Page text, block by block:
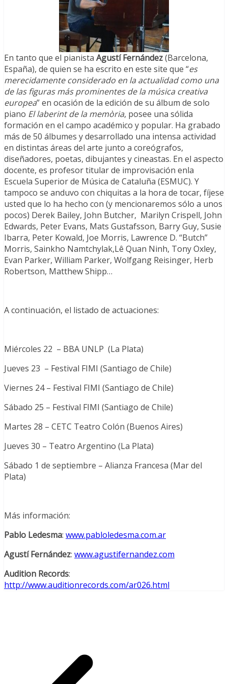
En tanto que el pianista Agustí Fernández(Barcelona,
España), de quien se ha escrito en este site que “es
merecidamente considerado en la actualidad como una
de las figuras más prominentes de la música creativa
europea” en ocasión de la edición de su álbum de solo
piano El laberint de la memòria, posee una sólida
formación en el campo académico y popular. Ha grabado
más de 50 álbumes y desarrollado una intensa actividad
en distintas áreas del arte junto a coreógrafos,
diseñadores, poetas, dibujantes y cineastas. En el aspecto
docente, es profesor titular de improvisación enla
Escuela Superior de Música de Cataluña (ESMUC). Y
tampoco se anduvo con chiquitas a la hora de tocar, fíjese
usted que lo ha hecho con (y mencionaremos sólo a unos
pocos) Derek Bailey, John Butcher, Marilyn Crispell, John
Edwards, Peter Evans, Mats Gustafsson, Barry Guy, Susie
Ibarra, Peter Kowald, Joe Morris, Lawrence D. “Butch”
Morris, Sainkho Namtchylak,Lê Quan Ninh, Tony Oxley,
Evan Parker, William Parker, Wolfgang Reisinger, Herb
Robertson, Matthew Shipp…
A continuación, el listado de actuaciones:
Miércoles 22 – BBA UNLP (La Plata)
Jueves 23 – Festival FIMI (Santiago de Chile)
Viernes 24 – Festival FIMI (Santiago de Chile)
Sábado 25 – Festival FIMI (Santiago de Chile)
Martes 28 – CETC Teatro Colón (Buenos Aires)
Jueves 30 – Teatro Argentino (La Plata)
Sábado 1 de septiembre – Alianza Francesa (Mar del
Plata)
Más información:
Pablo Ledesma: www.pabloledesma.com.ar
Agustí Fernández: www.agustifernandez.com
Audition Records:
http://www.auditionrecords.com/ar026.html